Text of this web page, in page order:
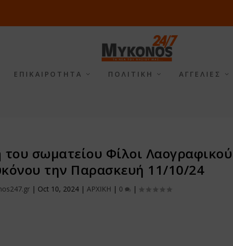
ΕΠΙΚΑΙΡΟΤΗΤΑ ΠΟΛΙΤΙΚΗ ΑΓΓΕΛΙΕΣ
του σωματείου Φίλοι Λαογραφικού
την Παρασκευή 11/10/24
| Oct 10, 2024 |ΑΡΧΙΚΗ | 0 |